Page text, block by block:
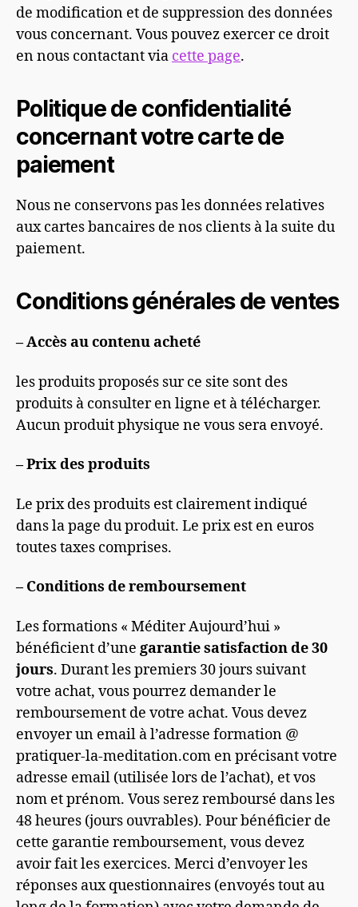
de modification et de suppression des données
vous concernant. Vous pouvez exercer ce droit
en nous contactant via cette page.
Politique de confidentialité
concernant votre carte de
paiement
Nous ne conservons pas les données relatives
aux cartes bancaires de nos clients à la suite du
paiement.
Conditions générales de ventes
– Accès au contenu acheté
les produits proposés sur ce site sont des
produits à consulter en ligne et à télécharger.
Aucun produit physique ne vous sera envoyé.
– Prix des produits
Le prix des produits est clairement indiqué
dans la page du produit. Le prix est en euros
toutes taxes comprises.
– Conditions de remboursement
Les formations « Méditer Aujourd’hui »
bénéficient d’une garantie satisfaction de 30
jours. Durant les premiers 30 jours suivant
votre achat, vous pourrez demander le
remboursement de votre achat. Vous devez
envoyer un email à l’adresse formation @
pratiquer-la-meditation.com en précisant votre
adresse email (utilisée lors de l’achat), et vos
nom et prénom. Vous serez remboursé dans les
48 heures (jours ouvrables). Pour bénéficier de
cette garantie remboursement, vous devez
avoir fait les exercices. Merci d’envoyer les
réponses aux questionnaires (envoyés tout au